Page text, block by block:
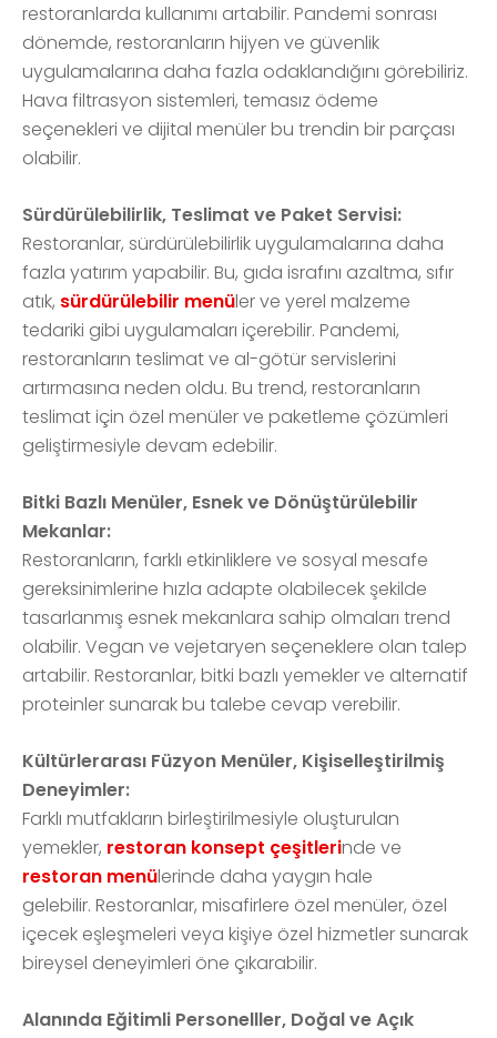
restoranlarda kullanımı artabilir. Pandemi sonrası
dönemde, restoranların hijyen ve güvenlik
uygulamalarına daha fazla odaklandığını görebiliriz.
Hava filtrasyon sistemleri, temasız ödeme
seçenekleri ve dijital menüler bu trendin bir parçası
olabilir.
Sürdürülebilirlik, Teslimat ve Paket Servisi:
Restoranlar, sürdürülebilirlik uygulamalarına daha
fazla yatırım yapabilir. Bu, gıda israfını azaltma, sıfır
atık, sürdürülebilir menüler ve yerel malzeme
tedariki gibi uygulamaları içerebilir. Pandemi,
restoranların teslimat ve al-götür servislerini
artırmasına neden oldu. Bu trend, restoranların
teslimat için özel menüler ve paketleme çözümleri
geliştirmesiyle devam edebilir.
Bitki Bazlı Menüler, Esnek ve Dönüştürülebilir
Mekanlar:
Restoranların, farklı etkinliklere ve sosyal mesafe
gereksinimlerine hızla adapte olabilecek şekilde
tasarlanmış esnek mekanlara sahip olmaları trend
olabilir. Vegan ve vejetaryen seçeneklere olan talep
artabilir. Restoranlar, bitki bazlı yemekler ve alternatif
proteinler sunarak bu talebe cevap verebilir.
Kültürlerarası Füzyon Menüler, Kişiselleştirilmiş
Deneyimler:
Farklı mutfakların birleştirilmesiyle oluşturulan
yemekler, restoran konsept çeşitlerinde ve
restoran menülerinde daha yaygın hale
gelebilir. Restoranlar, misafirlere özel menüler, özel
içecek eşleşmeleri veya kişiye özel hizmetler sunarak
bireysel deneyimleri öne çıkarabilir.
Alanında Eğitimli Personelller, Doğal ve Açık